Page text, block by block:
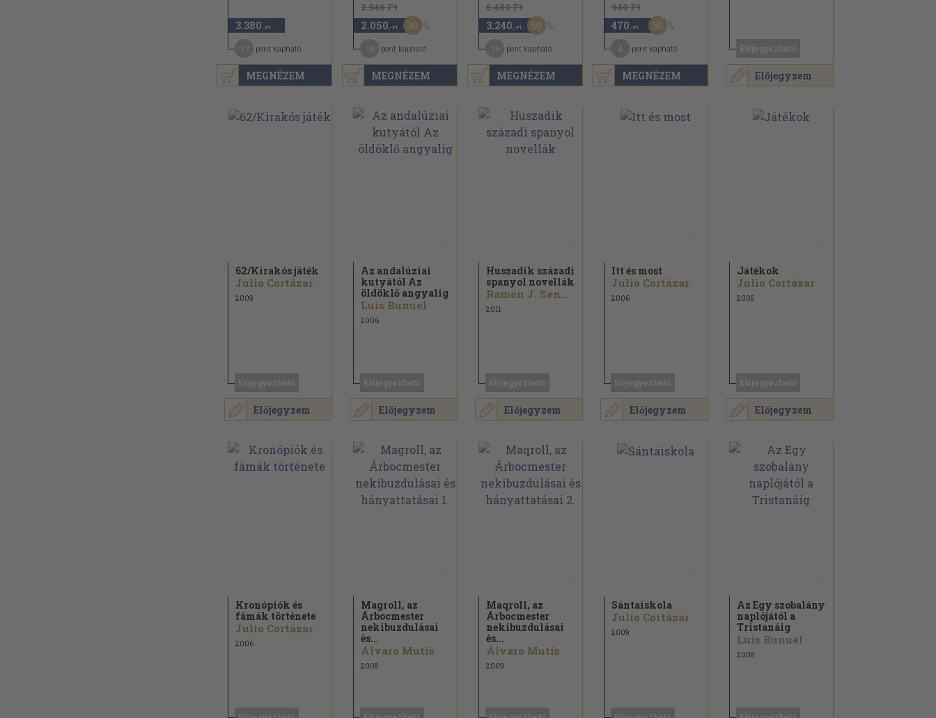
MEGNÉZEM
3.380 ,-Ft
pont kapható
MEGNÉZEM
2.940 Ft
2.050 ,-Ft 30
pont kapható
MEGNÉZEM
6.480 Ft
3.240 ,-Ft 50
pont kapható
MEGNÉZEM
940 Ft
470 ,-Ft 50
pont kapható
Előjegyzem
Előjegyzem
62/Kirakós játék
Julio Cortázar
2009
Előjegyzem
Az andalúziai
kutyától Az
öldöklő angyalig
Luis Bunuel
2006
Előjegyzem
Huszadik századi
spanyol novellák
Ramón J. Sender...
2011
Előjegyzem
Itt és most
Julio Cortázar
2006
Előjegyzem
Játékok
Julio Cortázar
2005
Kronópiók és
fámák története
Julio Cortázar
2006
Magroll, az
Árbocmester
nekibuzdulásai
és...
Álvaro Mutis
2008
Maqroll, az
Árbocmester
nekibuzdulásai
és...
Álvaro Mutis
2009
Sántaiskola
Julio Cortázar
2009
Az Egy szobalány
naplójától a
Tristanáig
Luis Bunuel
2008